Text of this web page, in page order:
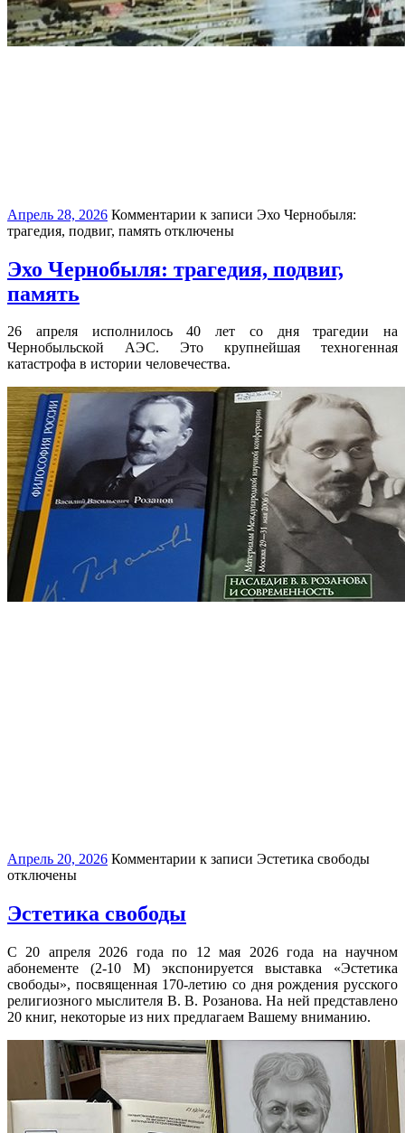
Апрель 28, 2026 Комментарии к записи Эхо Чернобыля:
трагедия, подвиг, память отключены
Эхо Чернобыля: трагедия, подвиг,
память
26 апреля исполнилось 40 лет со дня трагедии на
Чернобыльской АЭС. Это крупнейшая техногенная
катастрофа в истории человечества.
Апрель 20, 2026 Комментарии к записи Эстетика свободы
отключены
Эстетика свободы
С 20 апреля 2026 года по 12 мая 2026 года на научном
абонементе (2-10 М) экспонируется выставка «Эстетика
свободы», посвященная 170-летию со дня рождения русского
религиозного мыслителя В. В. Розанова. На ней представлено
20 книг, некоторые из них предлагаем Вашему вниманию.